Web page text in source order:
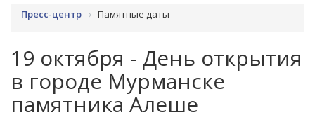
Пресс-центр Памятные даты
19 октября - День открытия
в городе Мурманске
памятника Алеше